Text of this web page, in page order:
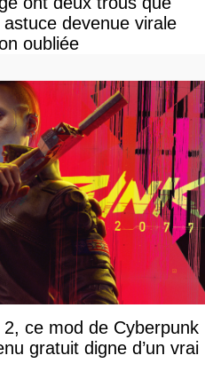
devenue virale
oubliée
ce mod de Cyberpunk
gratuit digne d’un vrai